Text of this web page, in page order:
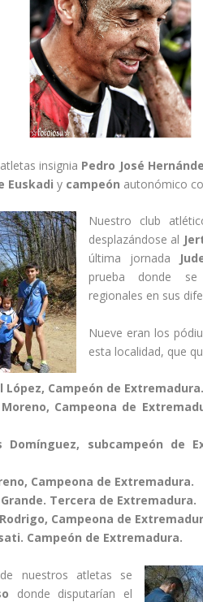
insignia Pedro José
Euskadi y campeón autonómico
Nuestro club
desplazándose al
última jornada
prueba donde se
regionales en sus
Nueve eran los
esta localidad, que
Campeón de Extremadura.
Campeona de
subcampeón de
Campeona de Extremadura.
Tercera de Extremadura.
Campeona de
Campeón de Extremadura.
nuestros atletas se
donde disputarían el